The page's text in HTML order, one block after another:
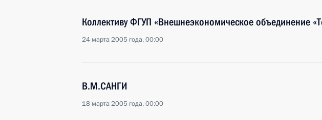
Коллективу ФГУП «Внешнеэкономическое объединение
24 марта 2005 года, 00:00
В.М.САНГИ
18 марта 2005 года, 00:00